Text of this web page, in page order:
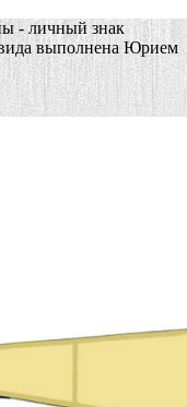
- личный знак
выполнена Юрием